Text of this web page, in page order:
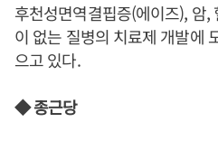
후천성면역결핍증(에이즈), 암,
이 없는 질병의 치료제 개발에
으고 있다.
◆ 종근당